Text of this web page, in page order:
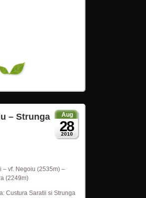
Aug
28
2010
– Strunga
– vf. Negoiu (2535m) –
(2249m)
Custura Saratii si Strunga